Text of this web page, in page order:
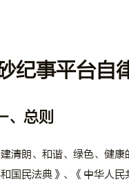
纪事平台自
、总则
清朗、和谐、绿色、健
国民法典》、《中华人